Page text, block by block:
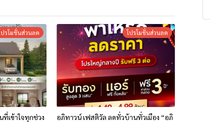
ปรโมชั่นส่วนลด
เข้าใจทุกช่วง
โปรโมชั่นส่วนลด
อภิทาวน์ เฟสติวัล ลดทั่วบ้านทั่วเมือง “อภิ